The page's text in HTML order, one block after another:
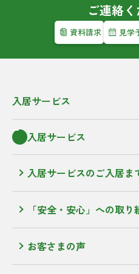
ご連絡く
資料請求 見学
入居サービス
入居サービス
入居サービスのご入居ま
「安全・安心」への取り
お客さまの声